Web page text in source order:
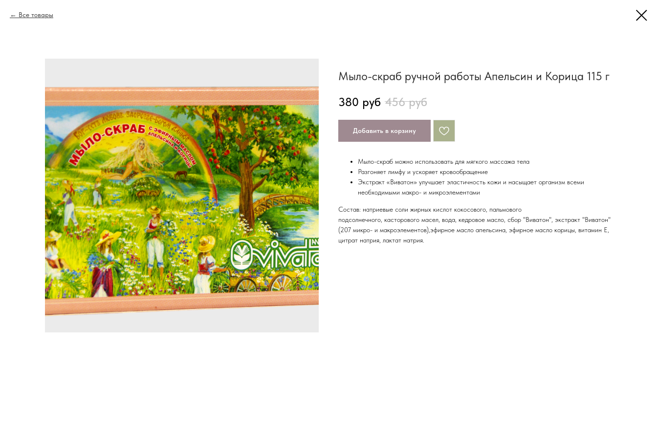
Все товары
Мыло-скраб ручной работы Апельсин и Корица 115 г
380 руб 456 руб
Добавить в корзину
Мыло-скраб можно использовать для мягкого массажа тела
Разгоняет лимфу и ускоряет кровообращение
Экстракт «Виватон» улучшает эластичность кожи и насыщает организм всеми
необходимыми макро- и микроэлементами
Состав: натриевые соли жирных кислот кокосового, пальмового
подсолнечного, касторового масел, вода, кедровое масло, сбор "Виватон", экстракт "Виватон"
(207 микро- и макроэлементов),эфирное масло апельсина, эфирное масло корицы, витамин E,
цитрат натрия, лактат натрия.